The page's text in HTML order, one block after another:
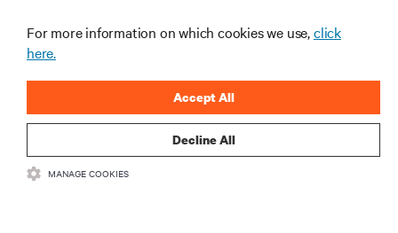
CORPORATIVO
LIGUE-SE A NÓS
For more information on which cookies we use,click
here.
Decline All
Accept All
MANAGE COOKIES